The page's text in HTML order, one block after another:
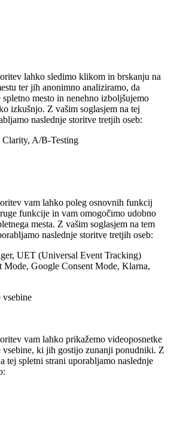
lahko sledimo klikom in brskanju na
ter jih anonimno analiziramo, da
mesto in nenehno izboljšujemo
izkušnjo. Z vašim soglasjem na tej
naslednje storitve tretjih oseb:
A/B-Testing
vam lahko poleg osnovnih funkcij
funkcije in vam omogočimo udobno
mesta. Z vašim soglasjem na tem
naslednje storitve tretjih oseb:
UET (Universal Event Tracking)
Mode, Google Consent Mode, Klarna,
vsebine
vam lahko prikažemo videoposnetke
vsebine, ki jih gostijo zunanji ponudniki. Z
tej spletni strani uporabljamo naslednje